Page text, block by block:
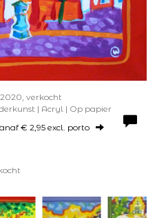
verkocht
| Acryl | Op papier
€ 2,95 excl. porto